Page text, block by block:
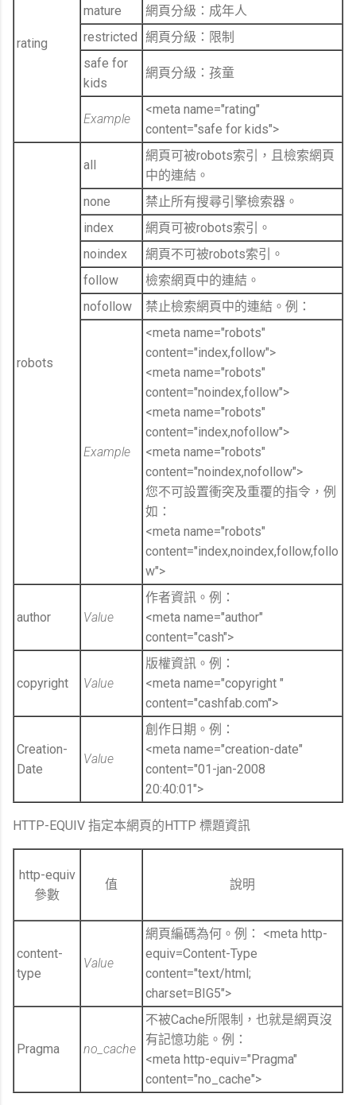
rating
mature
網頁分級：成年人
restricted 網頁分級：限制
safe for
kids
網頁分級：孩童
Example
<meta name="rating"
content="safe for kids">
robots
all
網頁可被robots索引，且檢索網頁
中的連結。
none
禁止所有搜尋引擎檢索器。
index
網頁可被robots索引。
noindex
網頁不可被robots索引。
follow
檢索網頁中的連結。
nofollow
禁止檢索網頁中的連結。例：
Example
<meta name="robots"
content="index,follow">
<meta name="robots"
content="noindex,follow">
<meta name="robots"
content="index,nofollow">
<meta name="robots"
content="noindex,nofollow">
您不可設置衝突及重覆的指令，例
如：
<meta name="robots"
content="index,noindex,follow,follo
w">
author Value
作者資訊。例：
<meta name="author"
content="cash">
copyright Value
版權資訊。例：
<meta name="copyright "
content="cashfab.com">
Creation-
Date
Value
創作日期。例：
<meta name="creation-date"
content="01-jan-2008
20:40:01″>
HTTP-EQUIV 指定本網頁的HTTP 標題資訊
http-equiv
參數
值 說明
content-
type
Value
網頁編碼為何。例： <meta http-
equiv=Content-Type
content="text/html;
charset=BIG5″>
Pragma no_cache
不被Cache所限制，也就是網頁沒
有記憶功能。例：
<meta http-equiv="Pragma"
content="no_cache">